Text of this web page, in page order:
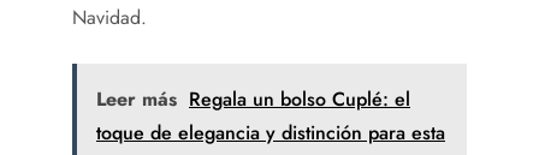
Navidad.
Leer más Regala un bolso Cuplé: el
toque de elegancia y distinción para esta